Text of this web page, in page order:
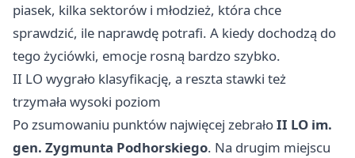
piasek, kilka sektorów i młodzież, która chce
sprawdzić, ile naprawdę potrafi. A kiedy dochodzą do
tego życiówki, emocje rosną bardzo szybko.
II LO wygrało klasyfikację, a reszta stawki też
trzymała wysoki poziom
Po zsumowaniu punktów najwięcej zebrałoII LO im.
gen. Zygmunta Podhorskiego. Na drugim miejscu